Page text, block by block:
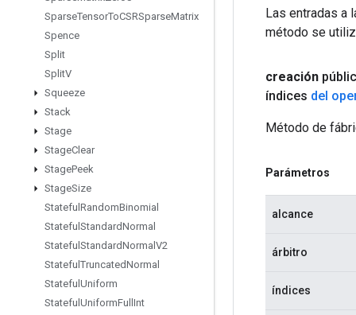
SparseTensorToCSRSparseMatrix
Spence
Split
SplitV
Squeeze
Stack
Stage
StageClear
StagePeek
StageSize
Stateful RandomBinomial
Stateful StandardNormal
Stateful StandardNormal V2
Stateful TruncatedNormal
Stateful Uniform
Stateful UniformFull Int
Las entradas a
método se
creación
índices del
Método de
Parámetros
alcance
árbitro
índices